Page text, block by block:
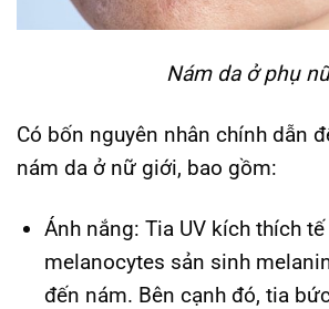
Nám da ở phụ
Có bốn nguyên nhân chính dẫn
nám da ở nữ giới, bao gồm:
Ánh nắng: Tia UV kích thích tế
melanocytes sản sinh
đến nám. Bên cạnh đó, tia